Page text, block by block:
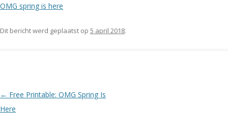
OMG spring is here
Dit bericht werd geplaatst op 5 april 2018.
Berichtnavigatie
← Free Printable: OMG Spring Is
Here